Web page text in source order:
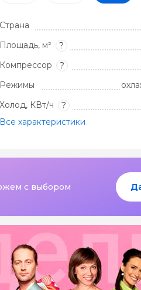
Страна
Площадь, м²
?
Компрессор
?
Режимы
Холод, КВт/ч
?
Все характеристики
с выбором